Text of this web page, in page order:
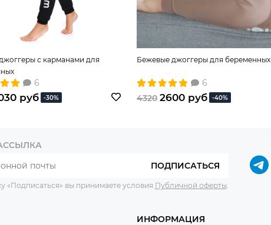
с карманами для
6
руб -30%
Бежевые джоггеры для беременных
6
4320 2600 руб -40%
ПОДПИСАТЬСЯ
«Подписаться» вы принимаете условия Публичной оферты
ИНФОРМАЦИЯ